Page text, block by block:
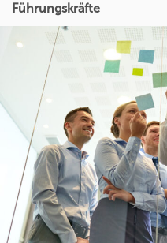
Führungskräfte